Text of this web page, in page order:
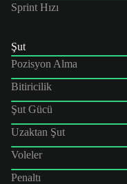
Sprint Hızı
Şut
Pozisyon Alma
Bitiricilik
Şut Gücü
Uzaktan Şut
Voleler
Penaltı